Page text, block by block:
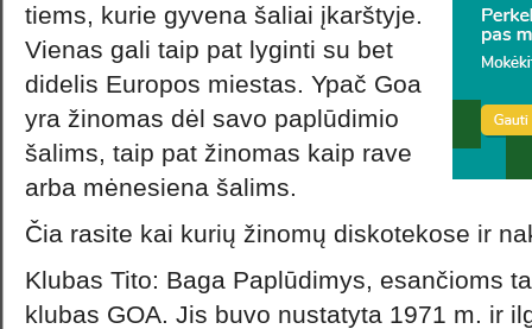
tiems, kurie gyvena šaliai įkarštyje.
Vienas gali taip pat lyginti su bet
didelis Europos miestas. Ypač Goa
yra žinomas dėl savo paplūdimio
šalims, taip pat žinomas kaip rave
arba mėnesiena šalims.
Čia rasite kai kurių žinomų diskotekose ir
Klubas Tito: Baga Paplūdimys, esančioms
klubas GOA. Jis buvo nustatyta 1971 m. ir